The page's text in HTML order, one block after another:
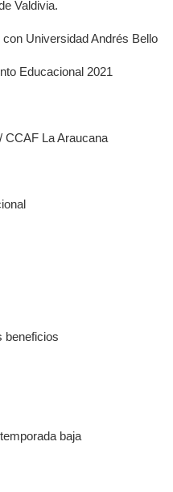
Valdivia.
Universidad Andrés Bello
Educacional 2021
CCAF La Araucana
beneficios
baja